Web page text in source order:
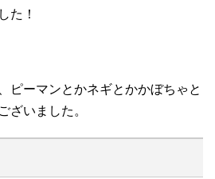
た！
ピーマンとかネギとかかぼちゃと
ざいました。